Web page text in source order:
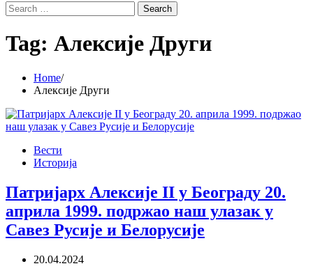
Search
for:
Tag: Алексије Други
Home
Алексије Други
Вести
Историја
Патријарх Алексије II у Београду 20.
априла 1999. подржао наш улазак у
Савез Русије и Белорусије
20.04.2024